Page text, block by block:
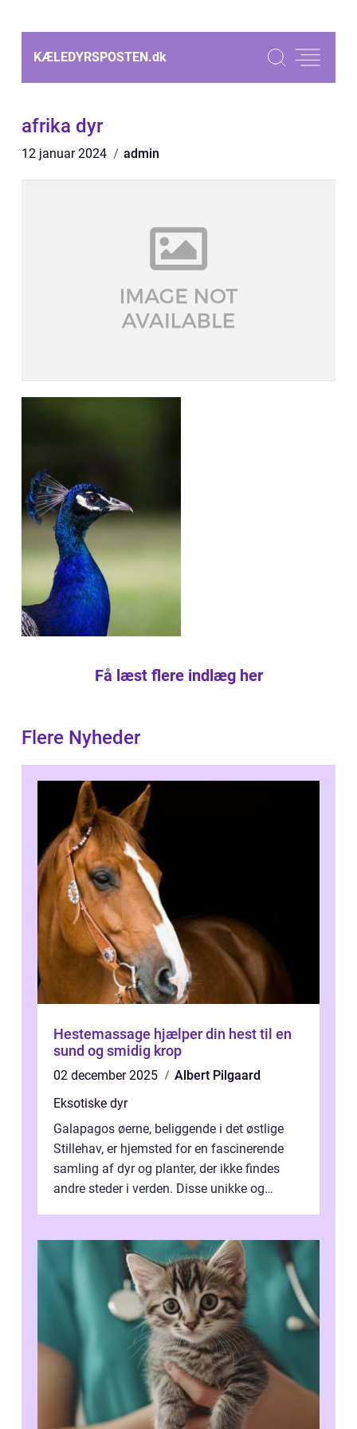
KÆLEDYRSPOSTEN.dk
afrika dyr
12 januar 2024 admin
Få læst flere indlæg her
Flere Nyheder
Hestemassage hjælper din hest til en
sund og smidig krop
02 december 2025
Albert Pilgaard
Eksotiske dyr
Galapagos øerne, beliggende i det østlige
Stillehav, er hjemsted for en fascinerende
samling af dyr og planter, der ikke findes
andre steder i verden. Disse unikke og